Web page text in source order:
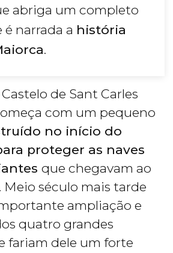
abriga um completo
narrada a história
.
de Sant Carles
com um pequeno
no início do
proteger as naves
que chegavam ao
século mais tarde
ampliação e
quatro grandes
fariam dele um forte